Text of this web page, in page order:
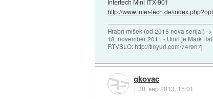
Intertech Mini ITX-901
http://www.inter-tech.de/
Hrabri mišek (od 2015 nova serija!) -
18. november 2011 - Umrl je Mark
RTVSLO: http://tinyurl.com/74r9n7j
gkovac
::30. sep 2013, 15:01